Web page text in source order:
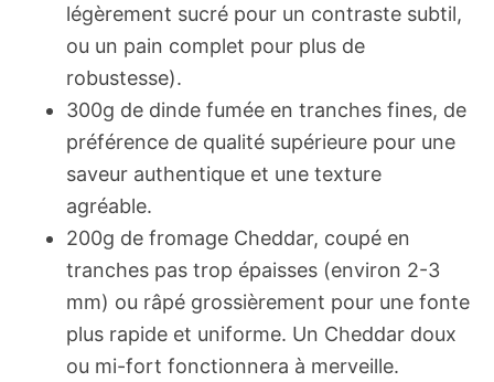
légèrement sucré pour un contraste subtil,
ou un pain complet pour plus de
robustesse).
300g de dinde fumée en tranches fines, de
préférence de qualité supérieure pour une
saveur authentique et une texture
agréable.
200g de fromage Cheddar, coupé en
tranches pas trop épaisses (environ 2-3
mm) ou râpé grossièrement pour une fonte
plus rapide et uniforme. Un Cheddar doux
ou mi-fort fonctionnera à merveille.